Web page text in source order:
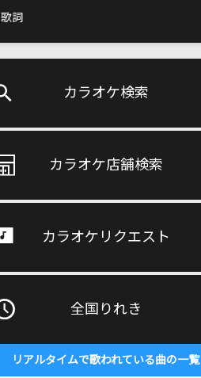
歌詞
カラオケ検索
カラオケ店舗検索
カラオケリクエスト
全国りれき
リアルタイムで歌われている曲の一覧